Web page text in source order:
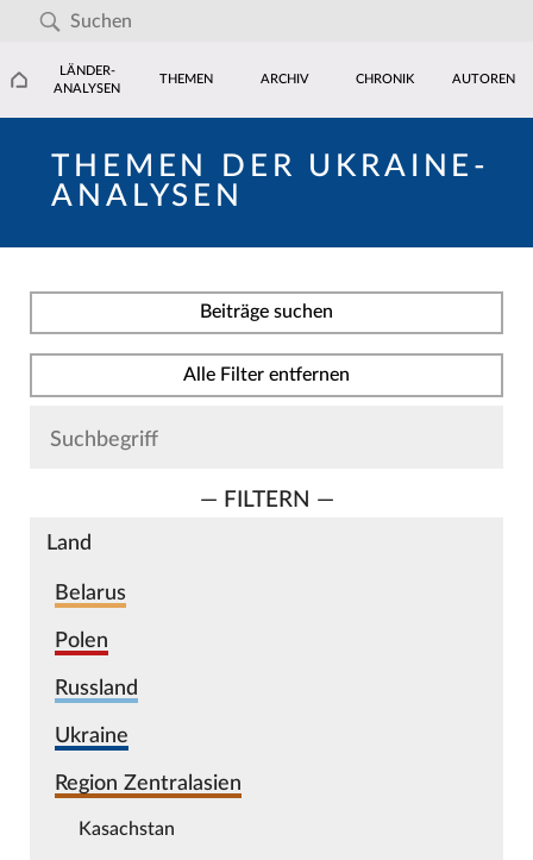
LÄNDER-
ANALYSEN
THEMEN ARCHIV CHRONIK AUTOREN
THEMEN DER UKRAINE-
ANALYSEN
Beiträge suchen
Alle Filter entfernen
— FILTERN —
Land
Belarus
Polen
Russland
Ukraine
Region Zentralasien
Kasachstan